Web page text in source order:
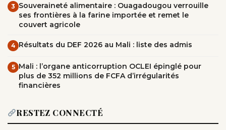
3 Souveraineté alimentaire : Ouagadougou verrouille
ses frontières à la farine importée et remet le
couvert agricole
4 Résultats du DEF 2026 au Mali : liste des admis
5 Mali : l’organe anticorruption OCLEI épinglé pour
plus de 352 millions de FCFA d’irrégularités
financières
RESTEZ CONNECTÉ